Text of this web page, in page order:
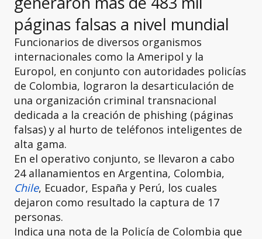
páginas falsas a nivel mundial
Funcionarios de diversos organismos
internacionales como la Ameripol y la
Europol, en conjunto con autoridades policías
de Colombia, lograron la desarticulación de
una organización criminal transnacional
dedicada a la creación de phishing (páginas
falsas) y al hurto de teléfonos inteligentes de
alta gama.
En el operativo conjunto, se llevaron a cabo
24 allanamientos en Argentina, Colombia,
Chile, Ecuador, España y Perú, los cuales
dejaron como resultado la captura de 17
personas.
Indica una nota de la Policía de Colombia que